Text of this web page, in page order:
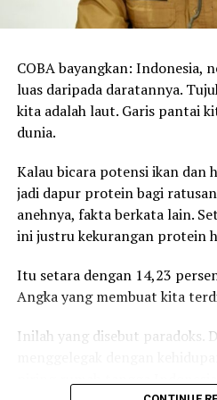
Tantangan-tantangan
Indonesia tidak hanya
dan kemajuan teknologi,
persatuan, dan ketahanan
Dalam konteks itulah doa
yang menyertai setiap ikhtiar
bersama lintas agama
melainkan ikhtiar batin untuk
Tuhan Yang Maha Esa agar
Indonesia diberikan jalan yang
Doa menjadi energi moral
mempererat persaudaraan,
setiap keberhasilan bangsa
kemampuan manusia, tetapi
Fenomena doa bersama
COBA bayangkan: Indonesia,
luas daripada daratannya.
kita adalah laut. Garis pantai
dunia.
Kalau bicara potensi ikan dan
jadi dapur protein bagi
anehnya, fakta berkata lain.
ini justru kekurangan protein
Itu setara dengan 14,23
Angka yang membuat kita
Inilah yang disebut paradoks.